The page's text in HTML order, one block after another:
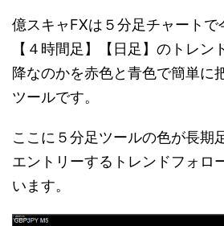
億スキャFXは５分足チャートで
【４時間足】【日足】のトレン
降なのかを赤色と青色で簡単に
ツールです。
ここに５分足ツールの色が長期
エントリーするトレンドフォロ
います。